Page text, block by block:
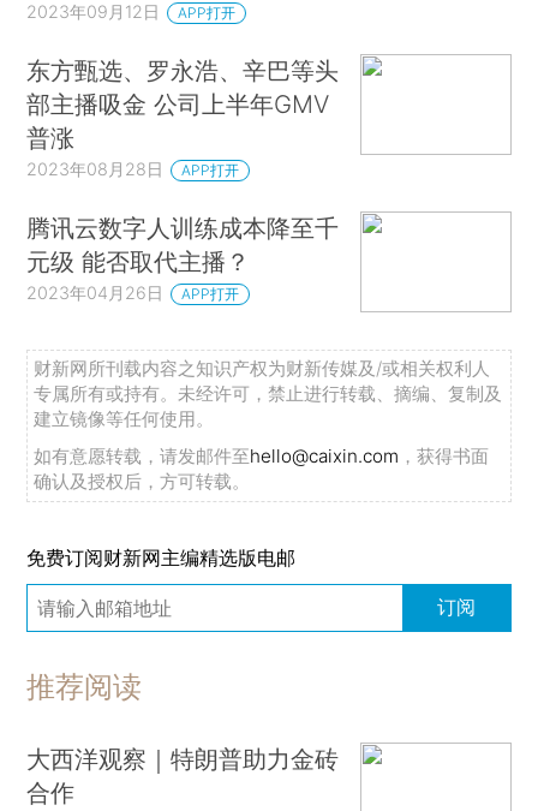
2023年09月12日 APP打开
东方甄选、罗永浩、辛巴等头
部主播吸金 公司上半年GMV
普涨
2023年08月28日 APP打开
腾讯云数字人训练成本降至千
元级 能否取代主播？
2023年04月26日 APP打开
财新网所刊载内容之知识产权为财新传媒及/或相关权利人
专属所有或持有。未经许可，禁止进行转载、摘编、复制及
建立镜像等任何使用。
如有意愿转载，请发邮件至hello@caixin.com ，获得书面
确认及授权后，方可转载。
免费订阅财新网主编精选版电邮
订阅
推荐阅读
大西洋观察｜特朗普助力金砖
合作